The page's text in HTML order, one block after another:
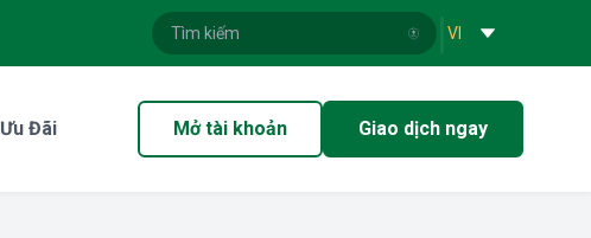
VI
Ưu Đãi Mở tài khoản Giao dịch ngay